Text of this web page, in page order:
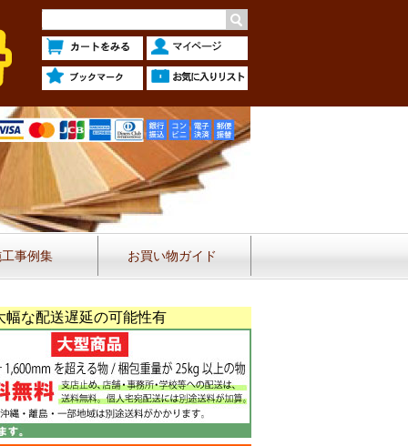
事例集 お買い物ガイド
な配送遅延の可能性有